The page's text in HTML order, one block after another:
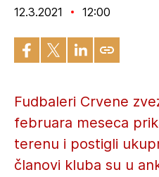
12.3.2021 12:00
Fudbaleri Crvene
februara meseca
terenu i postigli
članovi kluba su u